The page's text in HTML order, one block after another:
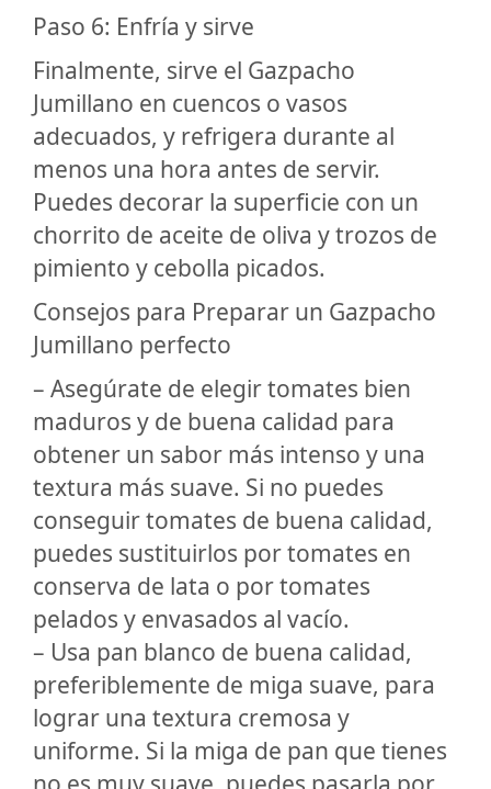
Paso 6: Enfría y sirve
Finalmente, sirve el Gazpacho
Jumillano en cuencos o vasos
adecuados, y refrigera durante al
menos una hora antes de servir.
Puedes decorar la superficie con un
chorrito de aceite de oliva y trozos de
pimiento y cebolla picados.
Consejos para Preparar un Gazpacho
Jumillano perfecto
– Asegúrate de elegir tomates bien
maduros y de buena calidad para
obtener un sabor más intenso y una
textura más suave. Si no puedes
conseguir tomates de buena calidad,
puedes sustituirlos por tomates en
conserva de lata o por tomates
pelados y envasados al vacío.
– Usa pan blanco de buena calidad,
preferiblemente de miga suave, para
lograr una textura cremosa y
uniforme. Si la miga de pan que tienes